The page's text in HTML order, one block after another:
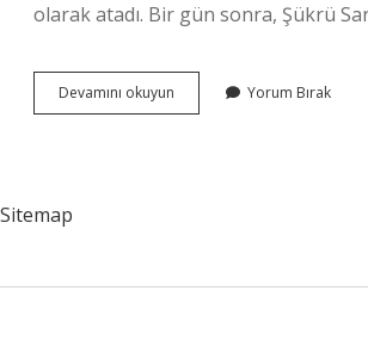
olarak atadı. Bir gün sonra, Şükrü
Devamını okuyun
Anki
Yorum Bırak
Sitemap